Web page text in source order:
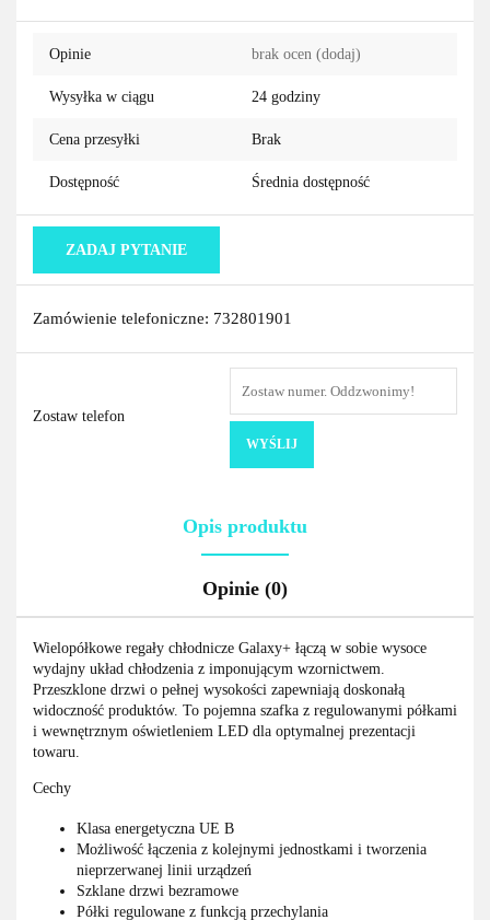
Do
Opinie brak ocen (dodaj)
Wysyłka w ciągu 24 godziny
Cena przesyłki Brak
Dostępność Średnia dostępność
ZADAJ PYTANIE
Zamówienie telefoniczne: 732801901
Zostaw telefon
WYŚLIJ
Opis produktu
Opinie (0)
Wielopółkowe regały chłodnicze Galaxy+ łączą w sobie wysoce
wydajny układ chłodzenia z imponującym wzornictwem.
Przeszklone drzwi o pełnej wysokości zapewniają doskonałą
widoczność produktów. To pojemna szafka z regulowanymi półkami
i wewnętrznym oświetleniem LED dla optymalnej prezentacji
towaru.
Cechy
Klasa energetyczna UE B
Możliwość łączenia z kolejnymi jednostkami i tworzenia
nieprzerwanej linii urządzeń
Szklane drzwi bezramowe
Półki regulowane z funkcją przechylania